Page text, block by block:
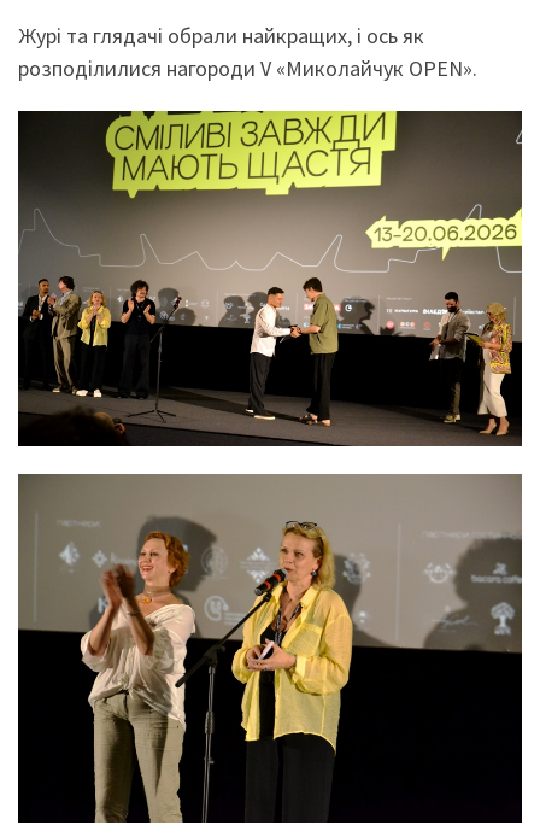
Журі та глядачі обрали найкращих, і ось як
розподілилися нагороди V «Миколайчук OPEN».